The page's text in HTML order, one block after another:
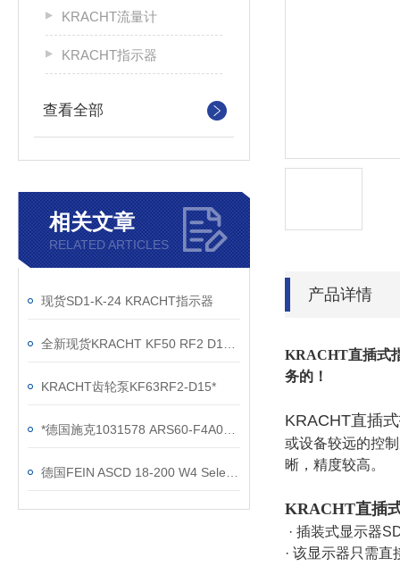
KRACHT流量计
KRACHT指示器
查看全部
相关文章
RELATED ARTICLES
现货SD1-K-24 KRACHT指示器
KRACHT齿轮泵KF63RF2-D15*
产品详情
KRACHT直插式
务的！
KRACHT直插
或设备较远的控
晰，精度较高。
KRACHT直插
· 插装式显示器
· 该显示器只需